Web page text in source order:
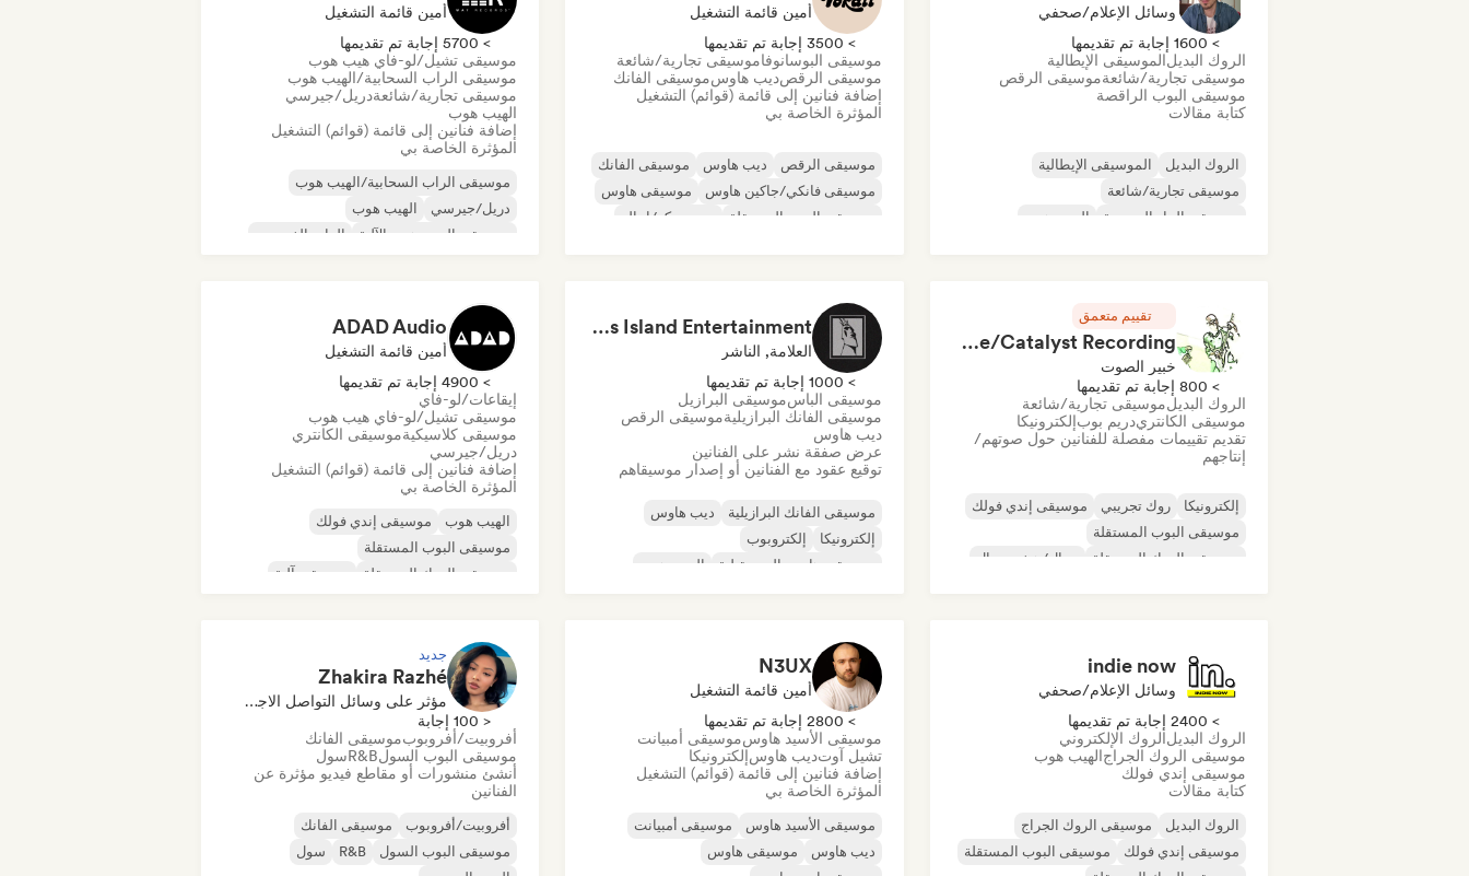
وسائل الإعلام/صحفي
> 1600 إجابة تم تقديمها
الروك البديلالموسيقى الإيطالية
موسيقى تجارية/شائعةموسيقى الرقص
موسيقى البوب الراقصة
كتابة مقالات
الروك البديل
الموسيقى الإيطالية
موسيقى تجارية/شائعة
موسيقى الجاز التجريبية
الهيب هوب
أمين قائمة التشغيل
> 3500 إجابة تم تقديمها
موسيقى البوسانوفاموسيقى تجارية/شائعة
موسيقى الرقصديب هاوسموسيقى الفانك
إضافة فنانين إلى قائمة (قوائم) التشغيل
المؤثرة الخاصة بي
موسيقى الرقص ديب هاوس
موسيقى الفانك
موسيقى فانكي/جاكين هاوس
موسيقى هاوس
موسيقى البوب المستقلة
نيو ديسكو/إيتالو
أمين قائمة التشغيل
> 5700 إجابة تم تقديمها
موسيقى تشيل/لو-فاي هيب هوب
موسيقى الراب السحابية/الهيب هوب
موسيقى تجارية/شائعةدريل/جيرسي
الهيب هوب
إضافة فنانين إلى قائمة (قوائم) التشغيل
المؤثرة الخاصة بي
موسيقى الراب السحابية/الهيب هوب
دريل/جيرسي
الهيب هوب
موسيقى الهيب هوب الآلية
الراب الفرنسي
تقييم متعمق
Rob Tavaglione/Catalyst Recording
خبير الصوت
> 800 إجابة تم تقديمها
الروك البديلموسيقى تجارية/شائعة
موسيقى الكانتريدريم بوبإلكترونيكا
تقديم تقييمات مفصلة للفنانين حول صوتهم/
إنتاجهم
إلكترونيكا روك تجريبي
موسيقى إندي فولك
موسيقى البوب المستقلة
موسيقى الروك المستقلة
ميتال/هيفي ميتال
Dreamers Island Entertainment
العلامة, الناشر
> 1000 إجابة تم تقديمها
موسيقى الباسموسيقى البرازيل
موسيقى الفانك البرازيليةموسيقى الرقص
ديب هاوس
عرض صفقة نشر على الفنانين
توقيع عقود مع الفنانين أو إصدار موسيقاهم
موسيقى الفانك البرازيلية
ديب هاوس
إلكترونيكا
إلكتروبوب
موسيقى هاوس المستقبلية
الهيب هوب
ADAD Audio
أمين قائمة التشغيل
> 4900 إجابة تم تقديمها
إيقاعات/لو-فاي
موسيقى تشيل/لو-فاي هيب هوب
موسيقى كلاسيكيةموسيقى الكانتري
دريل/جيرسي
إضافة فنانين إلى قائمة (قوائم) التشغيل
المؤثرة الخاصة بي
الهيب هوب
موسيقى إندي فولك
موسيقى البوب المستقلة
موسيقى الروك المستقلة
موسيقى آلية
indie now
وسائل الإعلام/صحفي
> 2400 إجابة تم تقديمها
الروك البديلالروك الإلكتروني
موسيقى الروك الجراجالهيب هوب
موسيقى إندي فولك
كتابة مقالات
الروك البديل
موسيقى الروك الجراج
موسيقى إندي فولك
موسيقى البوب المستقلة
N3UX
أمين قائمة التشغيل
> 2800 إجابة تم تقديمها
موسيقى الأسيد هاوسموسيقى أمبيانت
تشيل آوتديب هاوسإلكترونيكا
إضافة فنانين إلى قائمة (قوائم) التشغيل
المؤثرة الخاصة بي
موسيقى الأسيد هاوس
موسيقى أمبيانت
ديب هاوس
موسيقى هاوس
جديد
Zhakira Razhé
مؤثر على وسائل التواصل الاجتماعي
< 100 إجابة
أفروبيت/أفروبوبموسيقى الفانك
موسيقى البوب السولR&Bسول
أنشئ منشورات أو مقاطع فيديو مؤثرة عن
الفنانين
أفروبيت/أفروبوب
موسيقى الفانك
موسيقى البوب السول
R&B
سول